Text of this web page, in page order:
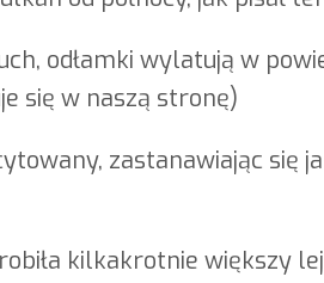
odłamki wylatują w
się w naszą stronę)
zastanawiając
kilkakrotnie większy